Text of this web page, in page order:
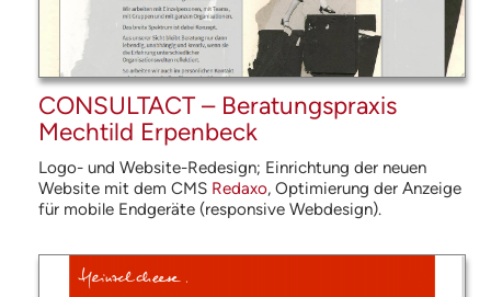
CONSULTACT – Beratungspraxis
Mechtild Erpenbeck
Logo- und Website-Redesign; Einrichtung der neuen
Website mit dem CMS Redaxo, Optimierung der Anzeige
für mobile Endgeräte (responsive Web­design).